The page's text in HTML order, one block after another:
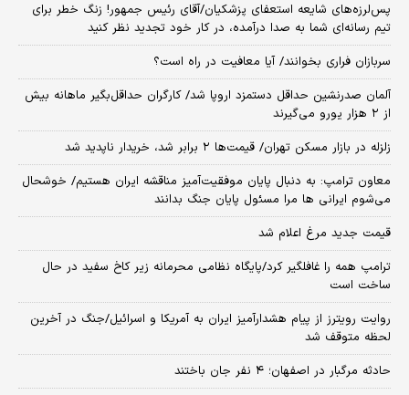
پس‌لرزه‌های شایعه استعفای پزشکیان/آقای رئیس جمهور! زنگ خطر برای
تیم رسانه‌ای شما به صدا درآمده، در کار خود تجدید نظر کنید
سربازان فراری بخوانند/ آیا معافیت در راه است؟
آلمان صدرنشین حداقل دستمزد اروپا شد/ کارگران حداقل‌بگیر ماهانه بیش
از ۲ هزار یورو می‌گیرند
زلزله در بازار مسکن تهران/ قیمت‌ها ۲ برابر شد، خریدار ناپدید شد
معاون ترامپ: به دنبال پایان موفقیت‌آمیز مناقشه ایران هستیم/ خوشحال
می‌شوم ایرانی ها مرا مسئول پایان جنگ بدانند
قیمت جدید مرغ اعلام شد
ترامپ همه را غافلگیر کرد/پایگاه نظامی محرمانه زیر کاخ سفید در حال
ساخت است
روایت رویترز از پیام هشدارآمیز ایران به آمریکا و اسرائیل/جنگ در آخرین
لحظه متوقف شد
حادثه مرگبار در اصفهان؛ ۴ نفر جان باختند